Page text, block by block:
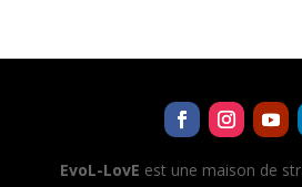
EvoL-LovE est une maison de